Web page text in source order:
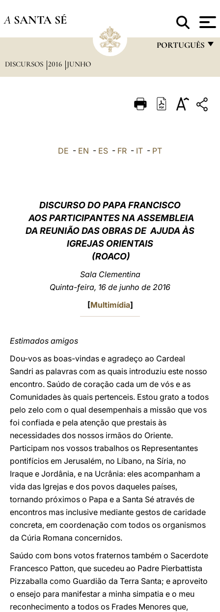
A SANTA SÉ
PORTUGUÊS
ITALIANO
中文
LATINE
DISCURSOS 2016 JUNHO
DE - EN - ES - FR - IT - PT
DISCURSO DO PAPA FRANCISCO
AOS PARTICIPANTES NA ASSEMBLEIA
DA REUNIÃO DAS OBRAS DE AJUDA ÀS
IGREJAS ORIENTAIS
(ROACO)
Sala Clementina
Quinta-feira, 16 de junho de 2016
[Multimídia]
Estimados amigos
Dou-vos as boas-vindas e agradeço ao Cardeal
Sandri as palavras com as quais introduziu este nosso
encontro. Saúdo de coração cada um de vós e as
Comunidades às quais pertenceis. Estou grato a todos
pelo zelo com o qual desempenhais a missão que vos
foi confiada e pela atenção que prestais às
necessidades dos nossos irmãos do Oriente.
Participam nos vossos trabalhos os Representantes
pontifícios em Jerusalém, no Líbano, na Síria, no
Iraque e Jordânia, e na Ucrânia: eles acompanham a
vida das Igrejas e dos povos daqueles países,
tornando próximos o Papa e a Santa Sé através de
encontros mas inclusive mediante gestos de caridade
concreta, em coordenação com todos os organismos
da Cúria Romana concernidos.
Saúdo com bons votos fraternos também o Sacerdote
Francesco Patton, que sucedeu ao Padre Pierbattista
Pizzaballa como Guardião da Terra Santa; e aproveito
o ensejo para manifestar a minha simpatia e o meu
reconhecimento a todos os Frades Menores que,